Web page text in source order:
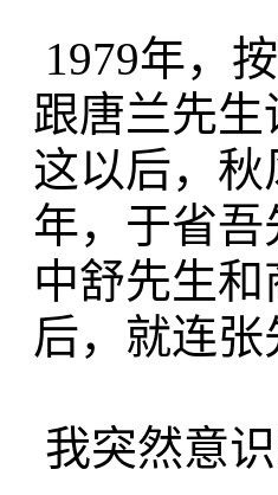
1979年，
跟唐兰先
这以后，秋
年，于省吾
中舒先生
后，就连
我突然意